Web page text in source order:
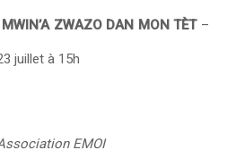
ZWAZO DAN MON TÈT–
juillet à 15h
EMOI